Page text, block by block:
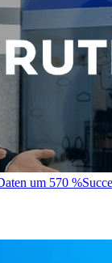
um 570 %